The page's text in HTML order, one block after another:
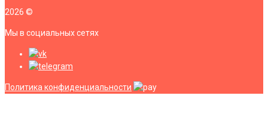
2026 ©
Мы в социальных сетях
Политика конфиденциальности